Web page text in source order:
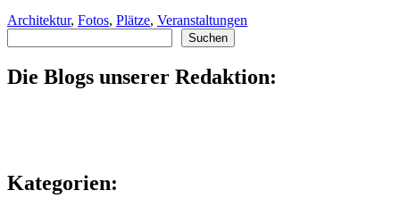
Architektur, Fotos, Plätze, Veranstaltungen
Suchen
Die Blogs unserer Redaktion:
Kategorien: